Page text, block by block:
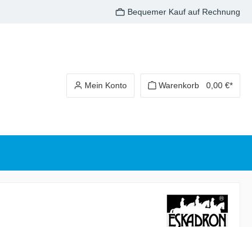
Bequemer Kauf auf Rechnung
Mein Konto Warenkorb 0,00 €*